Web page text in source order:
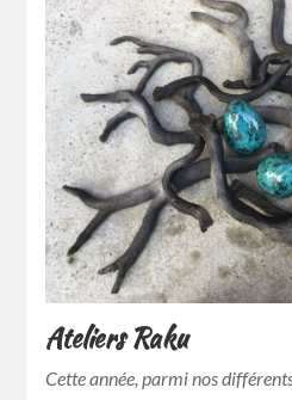
Ateliers Raku
Cette année, parmi nos